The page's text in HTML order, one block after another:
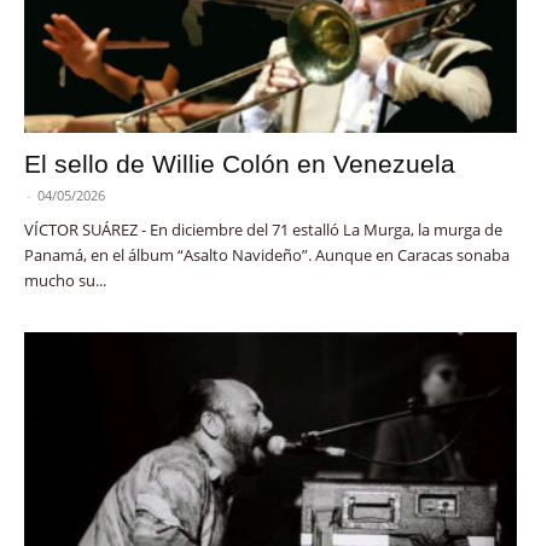
El sello de Willie Colón en Venezuela
- 04/05/2026
VÍCTOR SUÁREZ - En diciembre del 71 estalló La Murga, la murga de
Panamá, en el álbum “Asalto Navideño”. Aunque en Caracas sonaba
mucho su...